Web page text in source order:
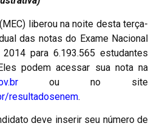
liberou na noite desta terça-
das notas do Exame Nacional
para 6.193.565 estudantes
podem acessar sua nota na
ou no site
resultadosenem.
deve inserir seu número de